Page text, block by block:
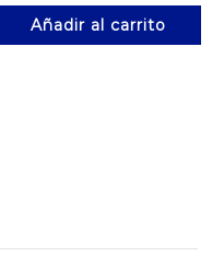
Añadir al carrito